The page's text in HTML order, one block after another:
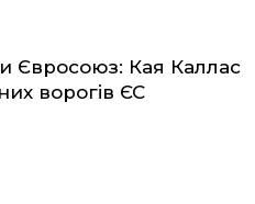
Євросоюз: Кая Каллас
ворогів ЄС